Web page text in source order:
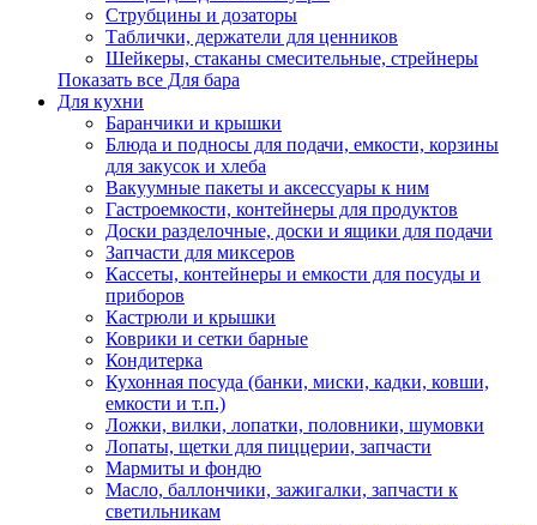
Струбцины и дозаторы
Таблички, держатели для ценников
Шейкеры, стаканы смесительные, стрейнеры
Показать все Для бара
Для кухни
Баранчики и крышки
Блюда и подносы для подачи, емкости, корзины
для закусок и хлеба
Вакуумные пакеты и аксессуары к ним
Гастроемкости, контейнеры для продуктов
Доски разделочные, доски и ящики для подачи
Запчасти для миксеров
Кассеты, контейнеры и емкости для посуды и
приборов
Кастрюли и крышки
Коврики и сетки барные
Кондитерка
Кухонная посуда (банки, миски, кадки, ковши,
емкости и т.п.)
Ложки, вилки, лопатки, половники, шумовки
Лопаты, щетки для пиццерии, запчасти
Мармиты и фондю
Масло, баллончики, зажигалки, запчасти к
светильникам